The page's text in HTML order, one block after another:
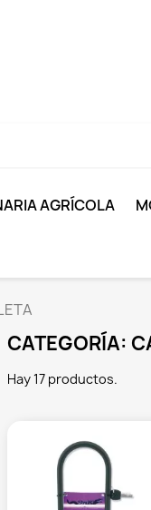
AGRÍCOLA
CATEGORÍA:
Hay 17 productos.